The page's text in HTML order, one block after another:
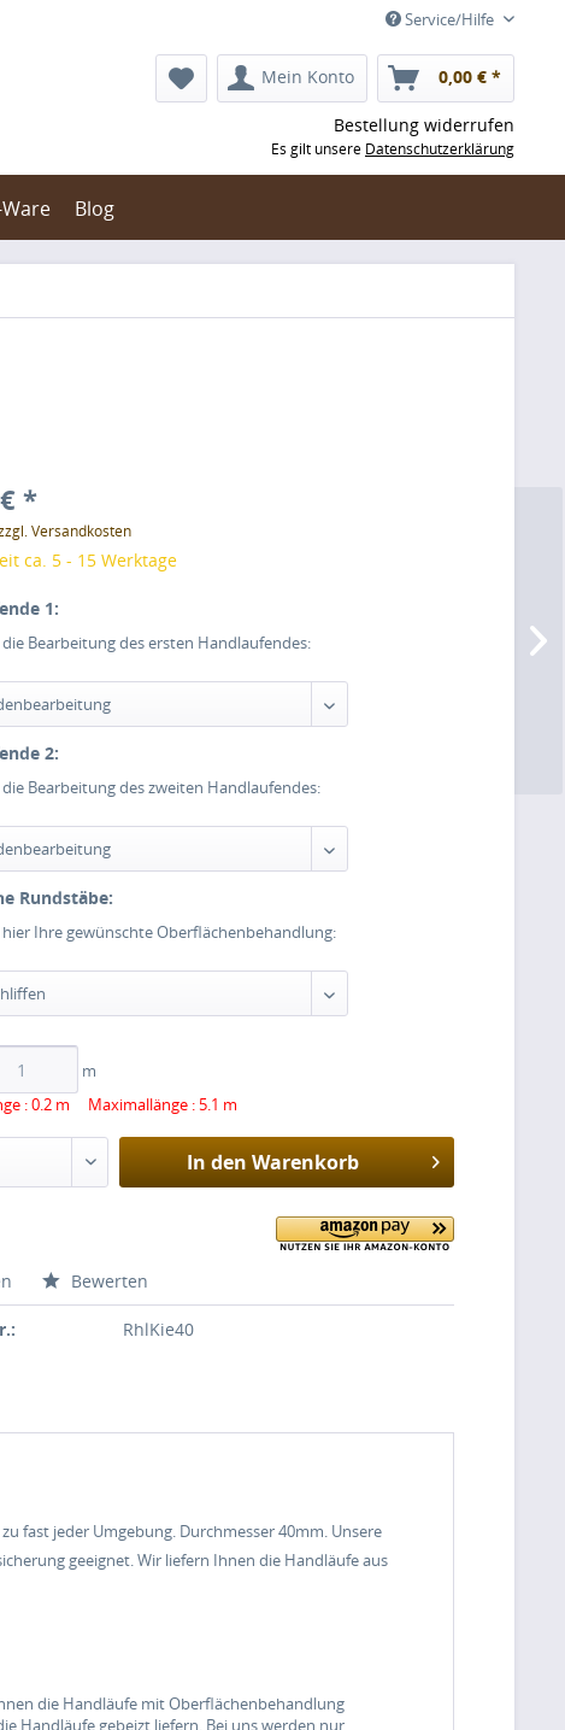
Service/Hilfe
Mein Konto 0,00 € *
Bestellung widerrufen
Es gilt unsere Datenschutzerklärung
Ware Blog
*
Versandkosten
ca. 5 - 15 Werktage
1:
die Bearbeitung des ersten Handlaufendes:
2:
die Bearbeitung des zweiten Handlaufendes:
Rundstäbe:
hier Ihre gewünschte Oberflächenbehandlung:
m
: 0.2 m Maximallänge : 5.1 m
In den Warenkorb
Bewerten
RhlKie40
fast jeder Umgebung. Durchmesser 40mm. Unsere
geeignet. Wir liefern Ihnen die Handläufe aus
die Handläufe mit Oberflächenbehandlung
Handläufe gebeizt liefern. Bei uns werden nur